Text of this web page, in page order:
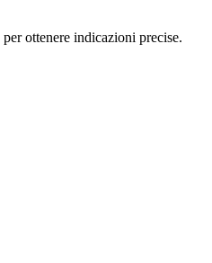
ottenere indicazioni precise.